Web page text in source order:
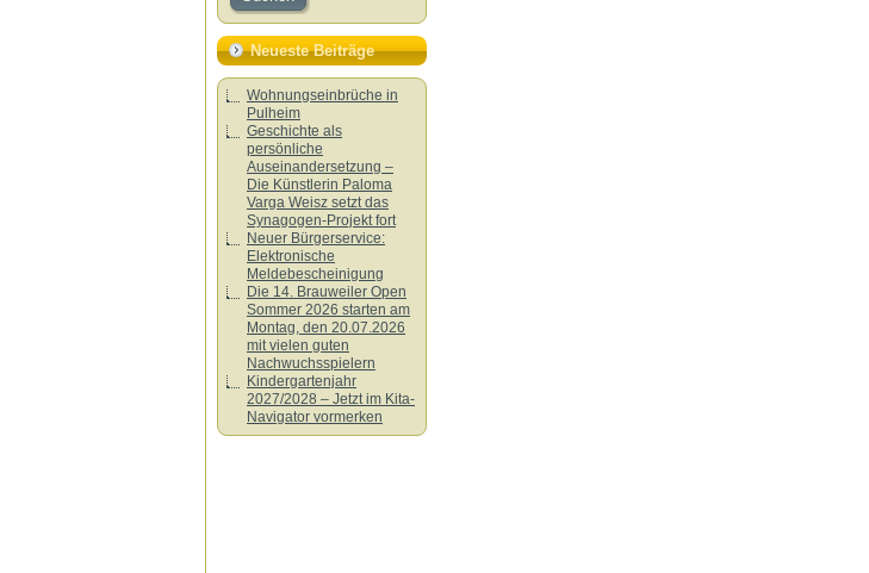
Neueste Beiträge
Wohnungseinbrüche in
Pulheim
Geschichte als
persönliche
Auseinandersetzung –
Die Künstlerin Paloma
Varga Weisz setzt das
Synagogen-Projekt fort
Neuer Bürgerservice:
Elektronische
Meldebescheinigung
Die 14. Brauweiler Open
Sommer 2026 starten am
Montag, den 20.07.2026
mit vielen guten
Nachwuchsspielern
Kindergartenjahr
2027/2028 – Jetzt im Kita-
Navigator vormerken